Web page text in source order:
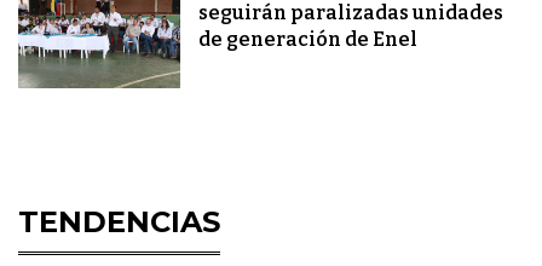
seguirán paralizadas unidades
de generación de Enel
TENDENCIAS